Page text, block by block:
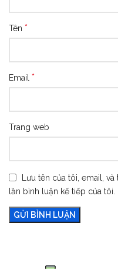
Tên *
Email *
Trang web
Lưu tên của tôi, email,
lần bình luận kế tiếp của tôi.